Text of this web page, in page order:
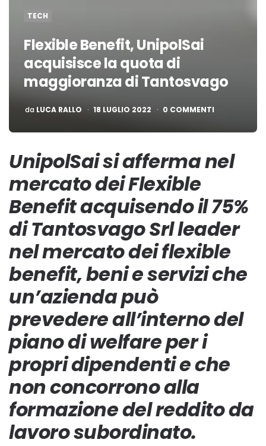
TECH
Flexible Benefit, UnipolSai
acquisisce la quota di
maggioranza di Tantosvago
PUBBLICATO
da LUCA RALLO 18 LUGLIO 2022 0 COMMENTI
UnipolSai si afferma nel
mercato dei Flexible
Benefit acquisendo il 75%
di Tantosvago Srl leader
nel mercato dei flexible
benefit, beni e servizi che
un’azienda può
prevedere all’interno del
piano di welfare per i
propri dipendenti e che
non concorrono alla
formazione del reddito da
lavoro subordinato.